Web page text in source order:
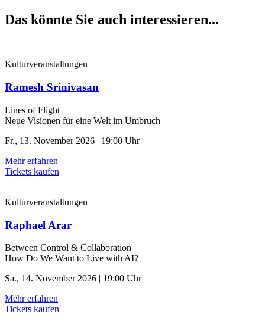
Das könnte Sie auch interessieren...
Kulturveranstaltungen
Ramesh Srinivasan
Lines of Flight
Neue Visionen für eine Welt im Umbruch
Fr., 13. November 2026 | 19:00 Uhr
Mehr erfahren
Tickets kaufen
Kulturveranstaltungen
Raphael Arar
Between Control & ­Collaboration
How Do We Want to Live with AI?
Sa., 14. November 2026 | 19:00 Uhr
Mehr erfahren
Tickets kaufen